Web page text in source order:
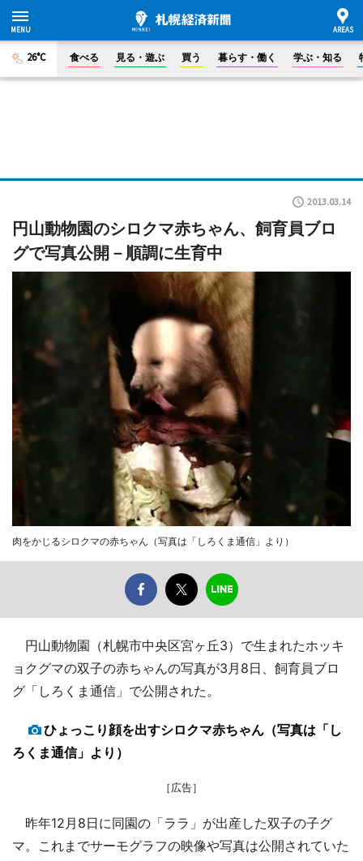
26°C 食べる 見る・遊ぶ 買う 暮らす・働く 学ぶ・知る
2013.03.14
円山動物園のシロクマ赤ちゃん、飼育員ブロ
グで写真公開－順調に生育中
肉をかじるシロクマの赤ちゃん（写真は「しろくま通信」より）
円山動物園（札幌市中央区宮ヶ丘3）で生まれたホッキ
ョクグマの双子の赤ちゃんの写真が3月8日、飼育員ブロ
グ「しろくま通信」で公開された。
ひょっこり顔を出すシロクマ赤ちゃん（写真は「し
ろくま通信」より）
［広告］
昨年12月8日に同園の「ララ」が出産した双子の子グ
マ。これまでサーモグラフの映像や写真は公開されていた